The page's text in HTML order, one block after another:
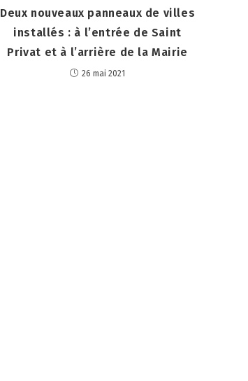
Deux nouveaux panneaux de villes
installés : à l’entrée de Saint
Privat et à l’arrière de la Mairie
26 mai 2021